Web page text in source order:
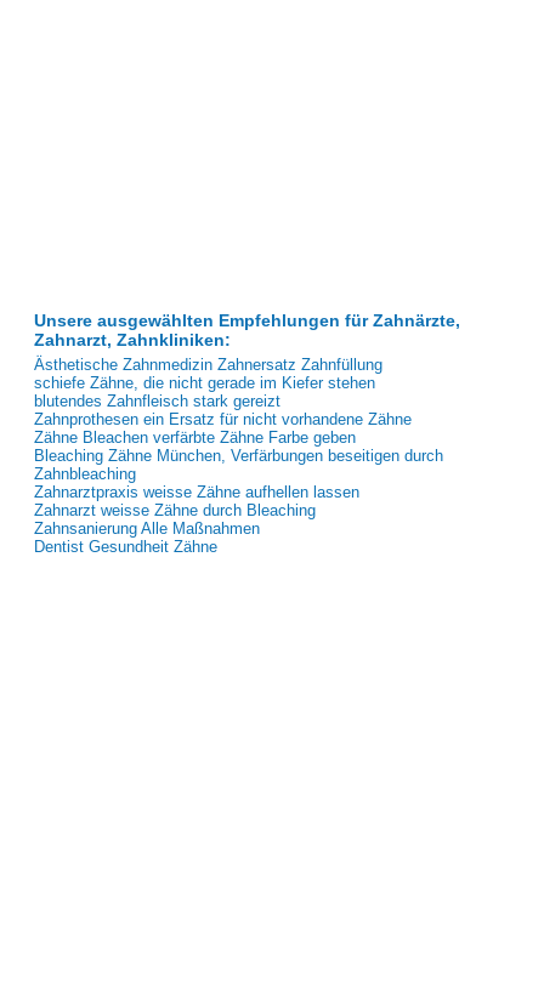
Unsere ausgewählten Empfehlungen für Zahnärzte,
Zahnarzt, Zahnkliniken:
Ästhetische Zahnmedizin Zahnersatz Zahnfüllung
schiefe Zähne, die nicht gerade im Kiefer stehen
blutendes Zahnfleisch stark gereizt
Zahnprothesen ein Ersatz für nicht vorhandene Zähne
Zähne Bleachen verfärbte Zähne Farbe geben
Bleaching Zähne München, Verfärbungen beseitigen durch
Zahnbleaching
Zahnarztpraxis weisse Zähne aufhellen lassen
Zahnarzt weisse Zähne durch Bleaching
Zahnsanierung Alle Maßnahmen
Dentist Gesundheit Zähne